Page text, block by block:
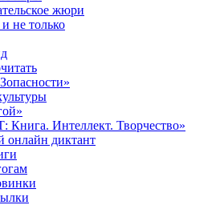
жюри
не только
Книга. Интеллект. Творчество»
онлайн диктант